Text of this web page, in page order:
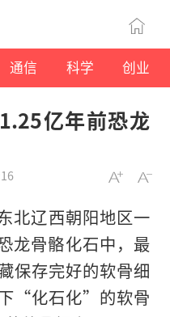
通信 科学 创业
亿年前恐龙
北辽西朝阳地区一
龙骨骼化石中，最
保存完好的软骨细
“化石化”的软骨